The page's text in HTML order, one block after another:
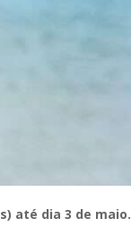
até dia 3 de maio.